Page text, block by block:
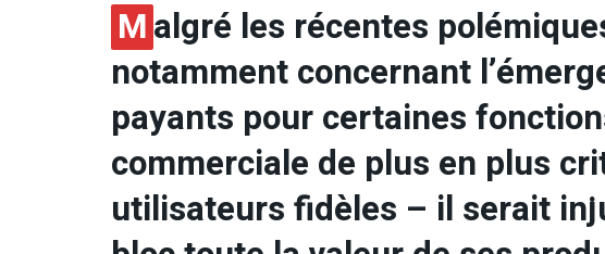
Malgré les récentes
notamment concernant
payants pour certaines
commerciale de plus en plus
utilisateurs fidèles – il serait